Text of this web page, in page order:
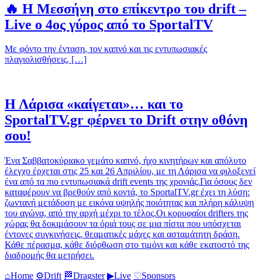
🔥 Η Μεσσήνη στο επίκεντρο του drift –
Live ο 4ος γύρος από το SportalTV
Με φόντο την ένταση, τον καπνό και τις εντυπωσιακές
πλαγιολισθήσεις, […]
Η Λάρισα «καίγεται»… και το
SportalTV.gr φέρνει το Drift στην οθόνη
σου!
Ένα Σαββατοκύριακο γεμάτο καπνό, ήχο κινητήρων και απόλυτο
έλεγχο έρχεται στις 25 και 26 Απριλίου, με τη Λάρισα να φιλοξενεί
ένα από τα πιο εντυπωσιακά drift events της χρονιάς.Για όσους δεν
καταφέρουν να βρεθούν από κοντά, το SportalTV.gr έχει τη λύση:
ζωντανή μετάδοση με εικόνα υψηλής ποιότητας και πλήρη κάλυψη
του αγώνα, από την αρχή μέχρι το τέλος.Οι κορυφαίοι drifters της
χώρας θα δοκιμάσουν τα όριά τους σε μια πίστα που υπόσχεται
έντονες συγκινήσεις, θεαματικές μάχες και ασταμάτητη δράση.
Κάθε πέρασμα, κάθε διόρθωση στο τιμόνι και κάθε εκατοστό της
διαδρομής θα μετρήσει.
⌂Home ⚙Drift 🏁Dragster ▶Live ♡Sponsors